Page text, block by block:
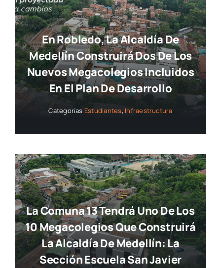
En Robledo, La Alcaldía De
Medellín Construirá Dos De Los
Nuevos Megacolegios Incluidos
En El Plan De Desarrollo
Categorías Estudiantes, Infraestructura
La Comuna 13 Tendrá Uno De Los
10 Megacolegios Que Construirá
La Alcaldía De Medellín: La
Sección Escuela San Javier